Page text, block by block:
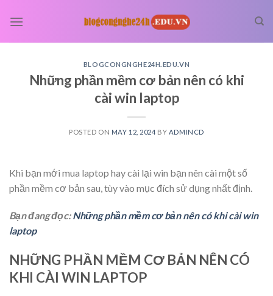
BLOGCONGNGHE24H.EDU.VN
Những phần mềm cơ bản nên có khi
cài win laptop
POSTED ON MAY 12, 2024 BY ADMINCD
Khi bạn mới mua laptop hay cài lại win bạn nên cài một số
phần mềm cơ bản sau, tùy vào mục đích sử dụng nhất định.
Bạn đang đọc:Những phần mềm cơ bản nên có khi cài win
laptop
NHỮNG PHẦN MỀM CƠ BẢN NÊN CÓ
KHI CÀI WIN LAPTOP